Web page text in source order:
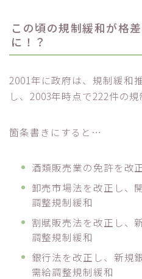
この頃の規制緩和が格
に！？
2001年に政府は、規制緩和
し、2003年時点で222件の
箇条書きにすると…
酒類販売業の免許を改
卸売市場法を改正し、
調整規制緩和
割賦販売法を改正し、
調整規制緩和
銀行法を改正し、新規
需給調整規制緩和